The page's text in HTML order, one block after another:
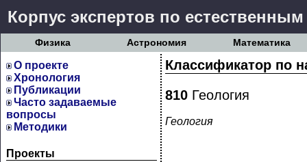
Корпус экспертов по
Физика Астрономия Математика
О проекте
Хронология
Публикации
Часто задаваемые
вопросы
Методики
Проекты
Классификатор по
810 Геология
Геология